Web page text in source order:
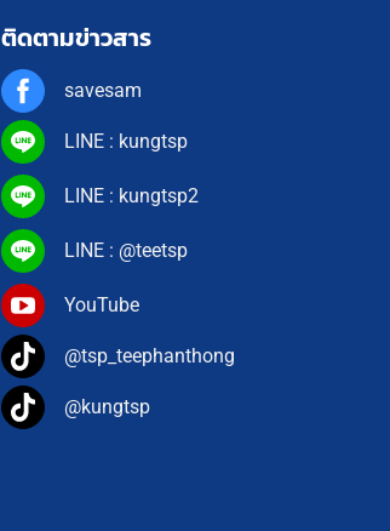
ติดตามข่าวสาร
savesam
LINE : kungtsp
LINE : kungtsp2
LINE : @teetsp
YouTube
@tsp_teephanthong
@kungtsp